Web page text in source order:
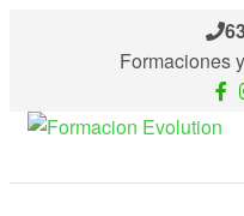
Formaciones